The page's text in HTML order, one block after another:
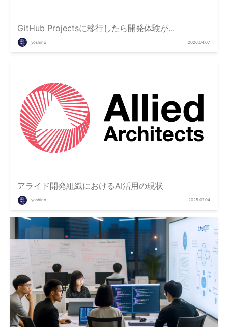
GitHub Projectsに移行したら開発体験が...
yoshino 2026.04.07
アライド開発組織におけるAI活用の現状
yoshino 2025.07.04